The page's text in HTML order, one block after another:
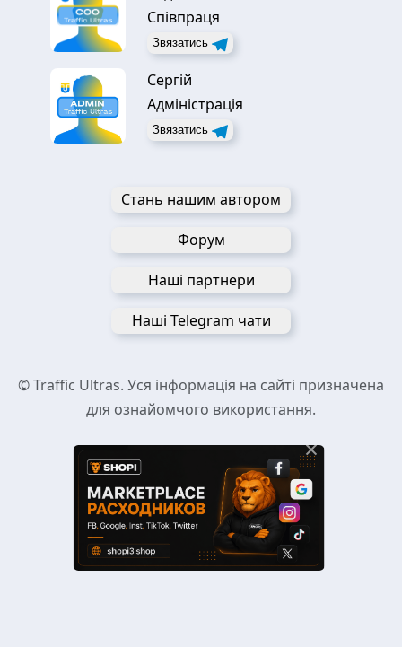
Співпраця
Звязатись
Сергій
Адміністрація
Звязатись
Стань нашим автором
Форум
Наші партнери
Наші Telegram чати
© Traffic Ultras. Уся інформація на сайті призначена
для ознайомчого використання.
×